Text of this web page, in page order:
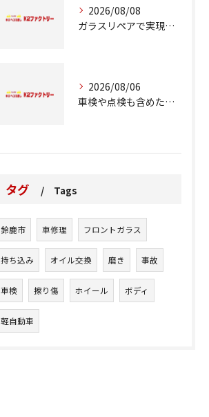
2026/08/08
ガラスリペアで実現する交換前の応急処置の重要性
2026/08/06
車検や点検も含めた車修理の重要ポイント解説
タグ Tags
鈴鹿市 車修理 フロントガラス
持ち込み オイル交換 磨き 事故
車検 擦り傷 ホイール ボディ
軽自動車